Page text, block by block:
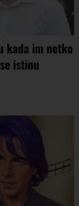
kada im netko
istinu